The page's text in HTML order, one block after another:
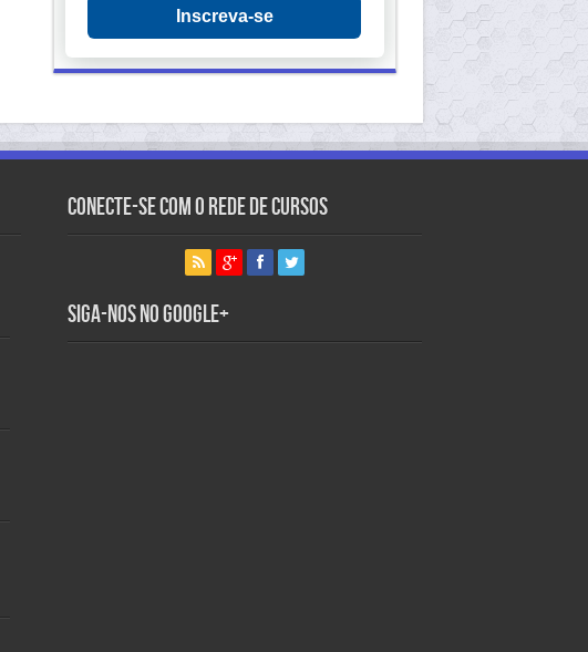
Inscreva-se
Conecte-se com o Rede de Cursos
Siga-nos no Google+